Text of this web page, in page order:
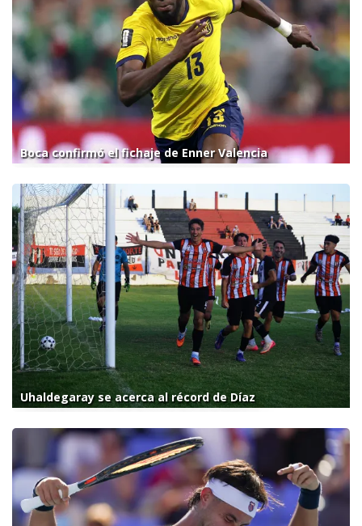
Boca confirmó el fichaje de Enner Valencia
Uhaldegaray se acerca al récord de Díaz